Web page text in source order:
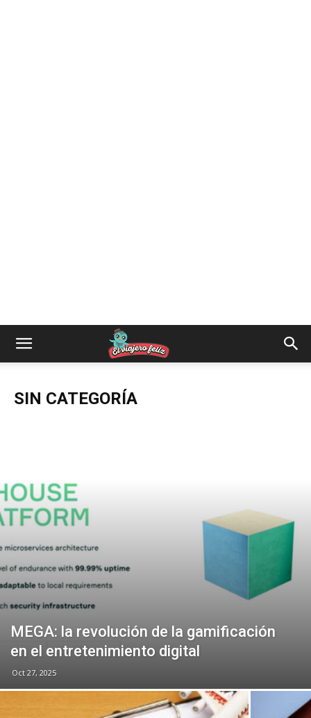
SIN CATEGORÍA
MEGA: la revolución de la gamificación
en el entretenimiento digital
Oct 27, 2025